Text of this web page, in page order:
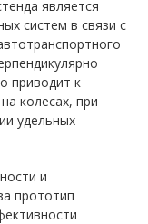
является
систем в связи с
приводит к
колесах, при
удельных
и
прототип